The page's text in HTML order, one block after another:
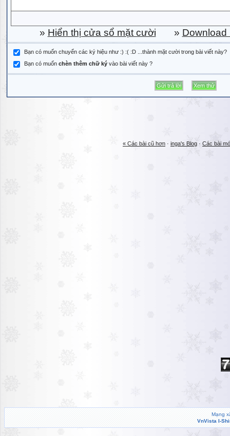
» Hiển thị cửa sổ mặt cười » Download
Bạn có muốn chuyển các ký hiệu như :) :( :D ...thành mặt cười trong bài viết này?
Bạn có muốn chèn thêm chữ ký vào bài viết này ?
« Các bài cũ hơn · inga's Blog · Các bài
Mạng
VnVista I-